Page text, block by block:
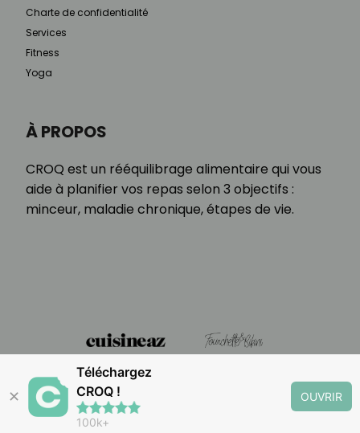
À PROPOS
CROQ est un rééquilibrage alimentaire qui vous
aide à planifier vos repas selon 3 objectifs :
minceur, maladie chronique, étapes de vie.
Charte de confidentialité
Services
Fitness
Yoga
✕
Téléchargez
CROQ !
100k+
OUVRIR